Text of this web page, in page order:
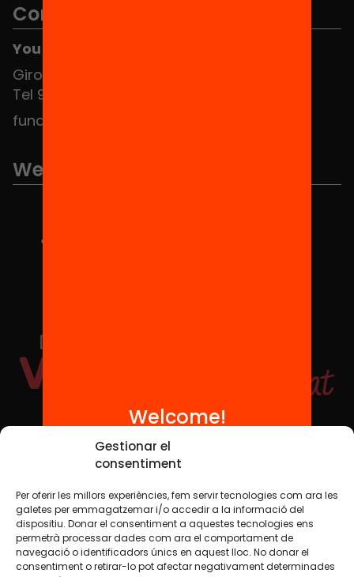
Gestionar el
consentiment
Per oferir les millors experiències, fem servir tecnologies com ara les
galetes per emmagatzemar i/o accedir a la informació del
dispositiu. Donar el consentiment a aquestes tecnologies ens
permetrà processar dades com ara el comportament de
navegació o identificadors únics en aquest lloc. No donar el
consentiment o retirar-lo pot afectar negativament determinades
Contact
You can find us at the Social HUB
Girona 34, interior 08010 Barcelona
Tel 934 588 700
fundacio@equitat.org
We are part of...
Social Media
TW YTB IG FB IN
Legal NoticeCookie Policy
Welcome!